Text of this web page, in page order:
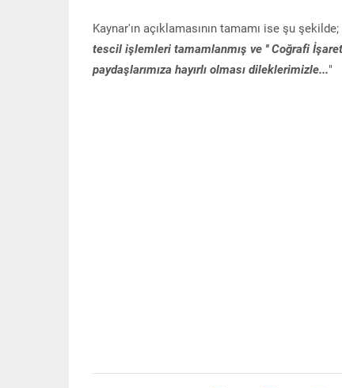
Kaynar'ın açıklamasının tamamı ise şu şekilde;
tescil işlemleri tamamlanmış ve '' Coğrafi
paydaşlarımıza hayırlı olması dileklerimizle..."